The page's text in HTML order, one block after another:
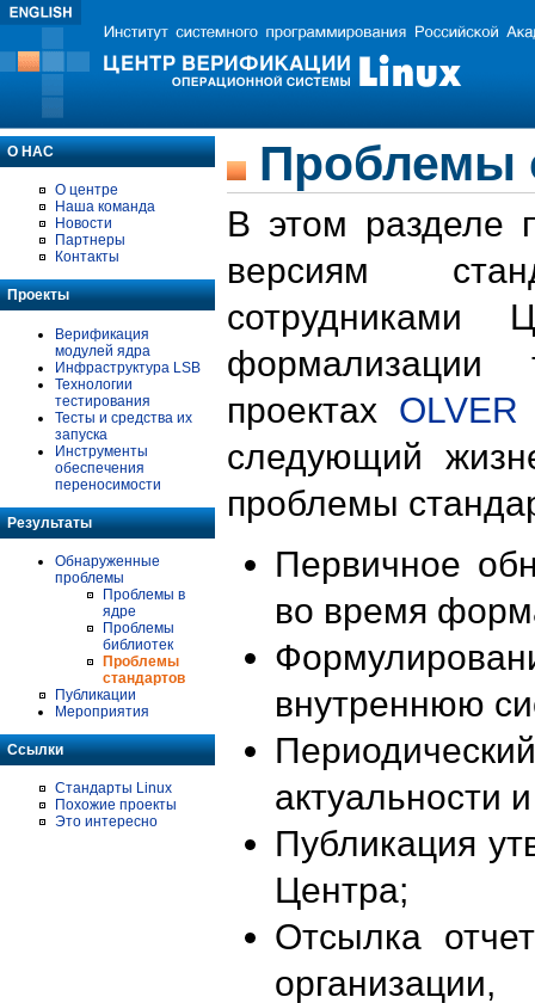
О НАС
О центре
Наша команда
Новости
Партнеры
Контакты
Проекты
Верификация
модулей ядра
Инфраструктура LSB
Технологии
тестирования
Тесты и средства их
запуска
Инструменты
обеспечения
переносимости
Результаты
Обнаруженные
проблемы
Проблемы в
ядре
Проблемы
библиотек
Проблемы
стандартов
Публикации
Мероприятия
Ссылки
Стандарты Linux
Похожие проекты
Это интересно
Проблемы
В этом разделе
версиям
формализации
проектах OLVER
следующий
проблемы
Первичное
во время
внутреннюю
актуальности
Публикация
Центра;
Отсылка